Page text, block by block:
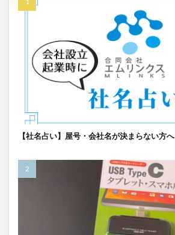
【社名占い】屋号・会社名が決まらない方へ